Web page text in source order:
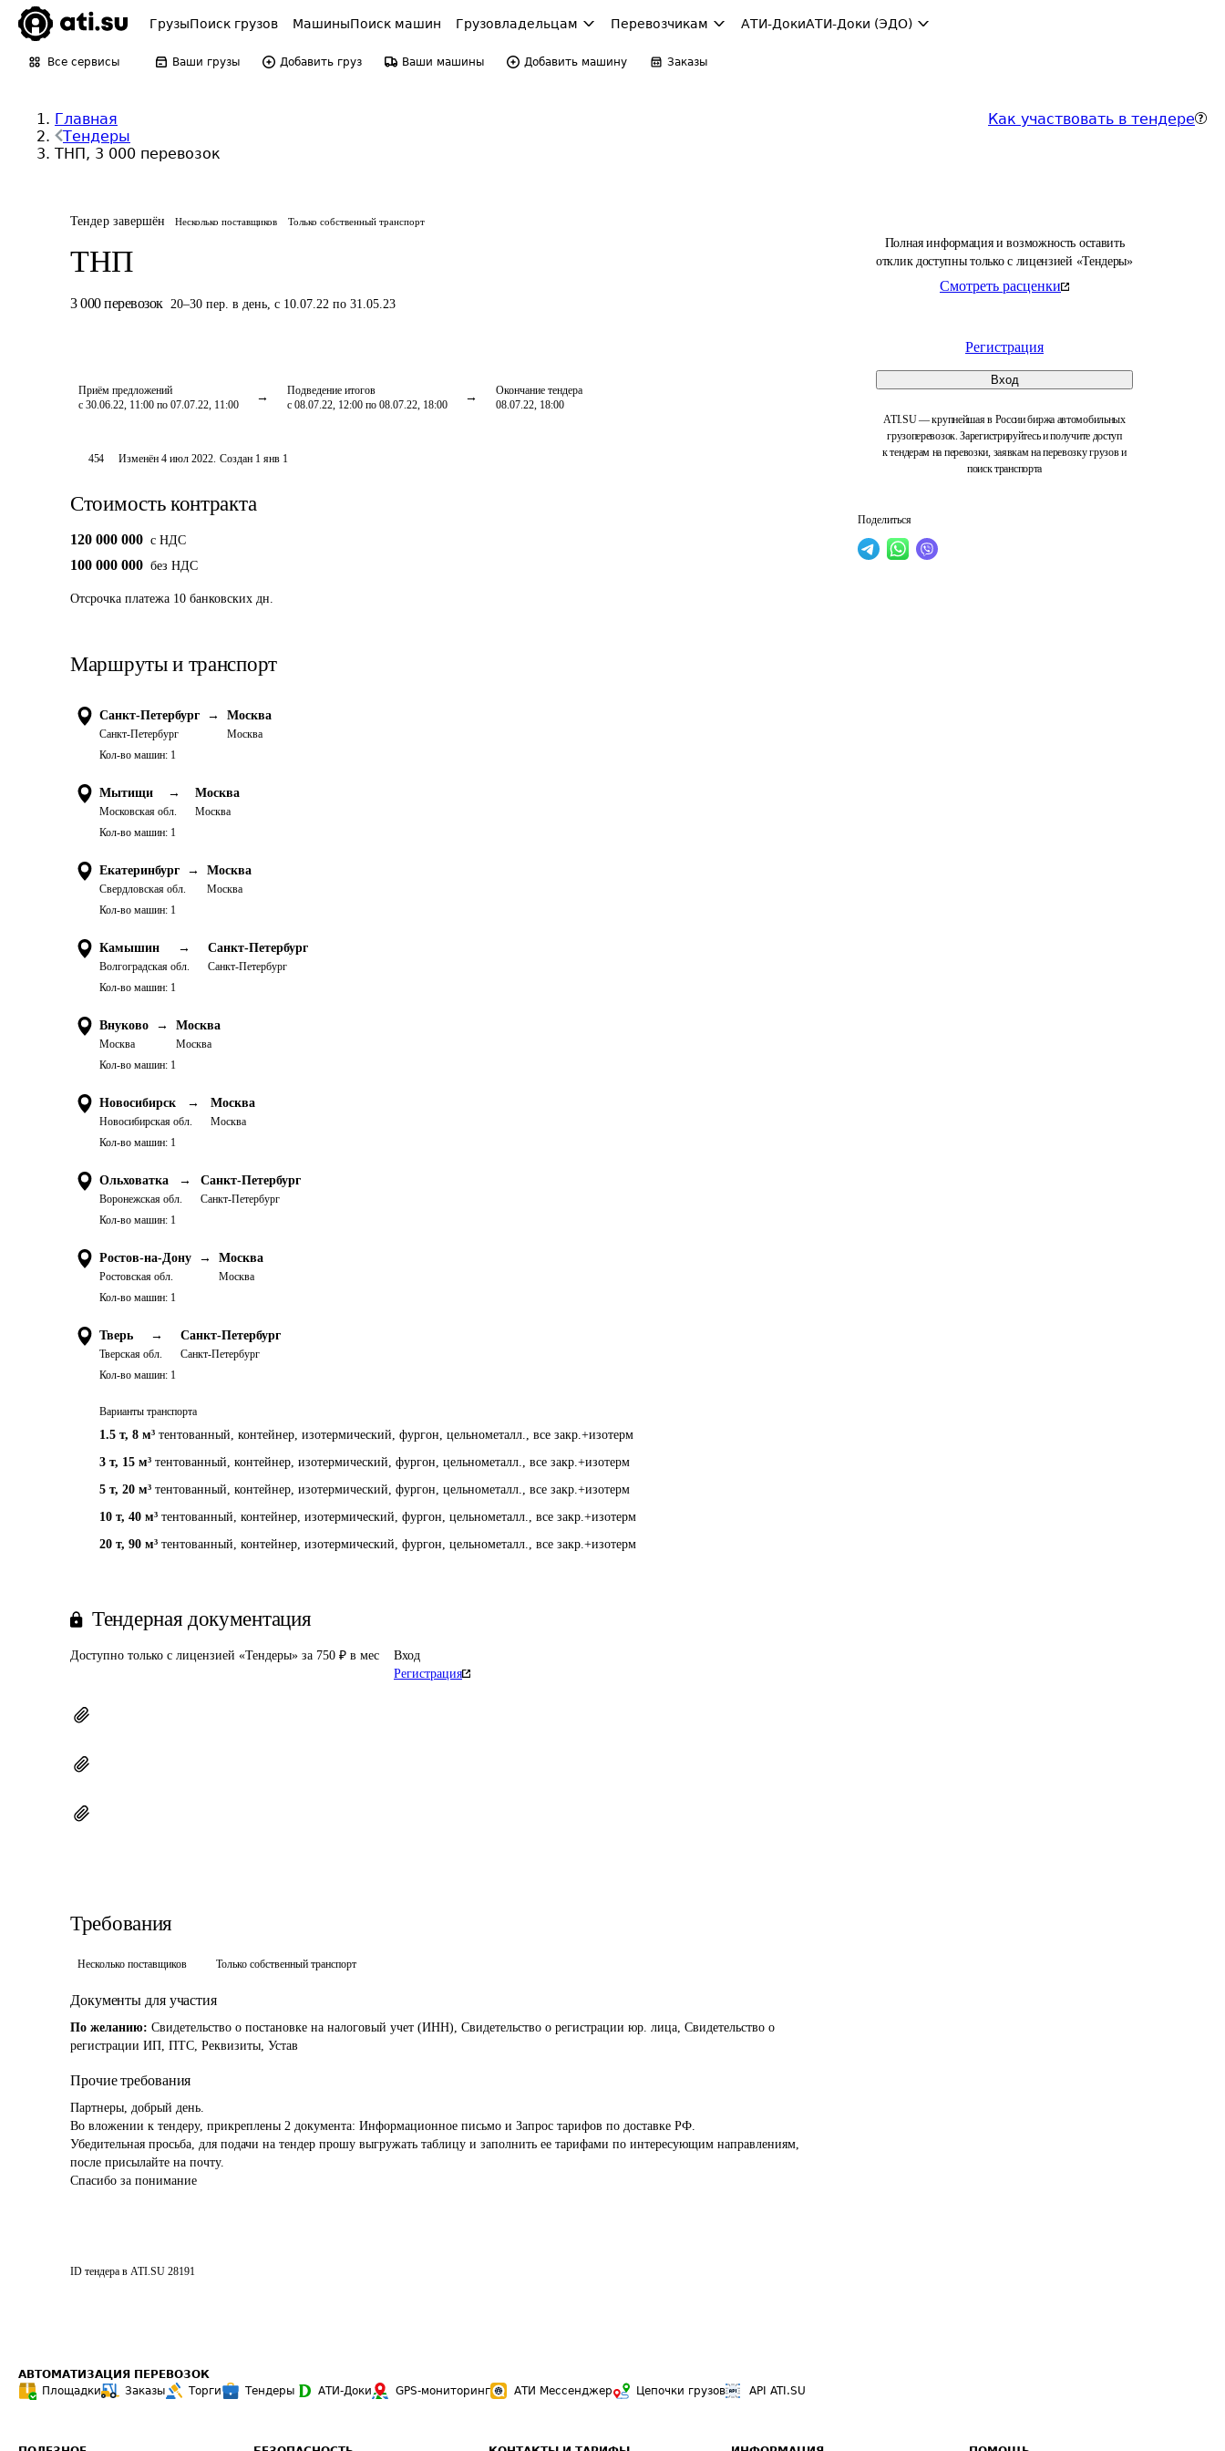
ГрузыПоиск грузов МашиныПоиск машин Грузовладельцам Перевозчикам АТИ-ДокиАТИ-Доки (ЭДО)
Все сервисы Ваши грузы Добавить груз Ваши машины Добавить машину Заказы
Главная
Тендеры
ТНП, 3 000 перевозок
Как участвовать в тендере
Тендер завершён Несколько поставщиков Только собственный транспорт
ТНП
3 000 перевозок 20–30 пер. в день, с 10.07.22 по 31.05.23
Приём предложений
с 30.06.22, 11:00 по 07.07.22, 11:00
Подведение итогов
с 08.07.22, 12:00 по 08.07.22, 18:00
Окончание тендера
08.07.22, 18:00
Полная информация и возможность оставить
отклик доступны только с лицензией «Тендеры»
Смотреть расценки
Регистрация
Вход
ATI.SU — крупнейшая в России биржа автомобильных
грузоперевозок. Зарегистрируйтесь и получите доступ
к тендерам на перевозки, заявкам на перевозку грузов и
поиск транспорта
Поделиться
454 Изменён4 июл 2022. Создан 1 янв 1
Стоимость контракта
120 000 000 c НДС
100 000 000 без НДС
Отсрочка платежа 10 банковских дн.
Маршруты и транспорт
Санкт-Петербург →
Санкт-Петербург
Москва
Москва
Кол-во машин: 1
Мытищи →
Московская обл.
Москва
Москва
Кол-во машин: 1
Екатеринбург →
Свердловская обл.
Москва
Москва
Кол-во машин: 1
Камышин →
Волгоградская обл.
Санкт-Петербург
Санкт-Петербург
Кол-во машин: 1
Внуково →
Москва
Москва
Москва
Кол-во машин: 1
Новосибирск →
Новосибирская обл.
Москва
Москва
Кол-во машин: 1
Ольховатка →
Воронежская обл.
Санкт-Петербург
Санкт-Петербург
Кол-во машин: 1
Ростов-на-Дону →
Ростовская обл.
Москва
Москва
Кол-во машин: 1
Тверь →
Тверская обл.
Санкт-Петербург
Санкт-Петербург
Кол-во машин: 1
Варианты транспорта
1.5 т, 8 м³ тентованный, контейнер, изотермический, фургон, цельнометалл., все закр.+изотерм
3 т, 15 м³ тентованный, контейнер, изотермический, фургон, цельнометалл., все закр.+изотерм
5 т, 20 м³ тентованный, контейнер, изотермический, фургон, цельнометалл., все закр.+изотерм
10 т, 40 м³ тентованный, контейнер, изотермический, фургон, цельнометалл., все закр.+изотерм
20 т, 90 м³ тентованный, контейнер, изотермический, фургон, цельнометалл., все закр.+изотерм
Тендерная документация
Доступно только с лицензией «Тендеры» за 750 ₽ в мес
Вход
Регистрация
Требования
Несколько поставщиков Только собственный транспорт
Документы для участия
По желанию: Свидетельство о постановке на налоговый учет (ИНН), Свидетельство о регистрации юр. лица, Свидетельство о
регистрации ИП, ПТС, Реквизиты, Устав
Прочие требования
Партнеры, добрый день.
Во вложении к тендеру, прикреплены 2 документа: Информационное письмо и Запрос тарифов по доставке РФ.
Убедительная просьба, для подачи на тендер прошу выгружать таблицу и заполнить ее тарифами по интересующим направлениям,
после присылайте на почту.
Спасибо за понимание
ID тендера в ATI.SU 28191
АВТОМАТИЗАЦИЯ ПЕРЕВОЗОК
Площадки
Заказы Торги Тендеры АТИ-Доки GPS-мониторинг АТИ Мессенджер Цепочки грузов API ATI.SU